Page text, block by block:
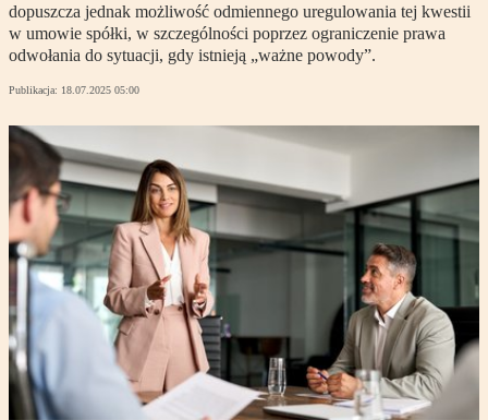
dopuszcza jednak możliwość odmiennego uregulowania tej kwestii
w umowie spółki, w szczególności poprzez ograniczenie prawa
odwołania do sytuacji, gdy istnieją „ważne powody”.
Publikacja: 18.07.2025 05:00